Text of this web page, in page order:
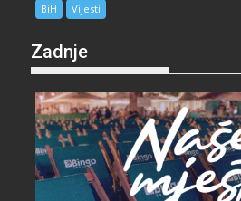
BiH Vijesti
Zadnje